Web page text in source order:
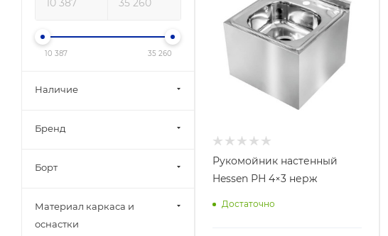
Рукомойник настенный
Hessen РН 4×3 нерж
Достаточно
10 387 35 260
Наличие
Бренд
Борт
Материал каркаса и
оснастки